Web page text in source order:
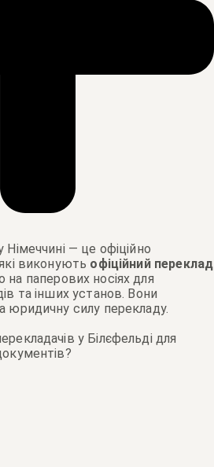
Німеччині — це офіційно
виконують офіційний переклад
на паперових носіях для
та інших установ. Вони
юридичну силу перекладу.
у Білєфельді для